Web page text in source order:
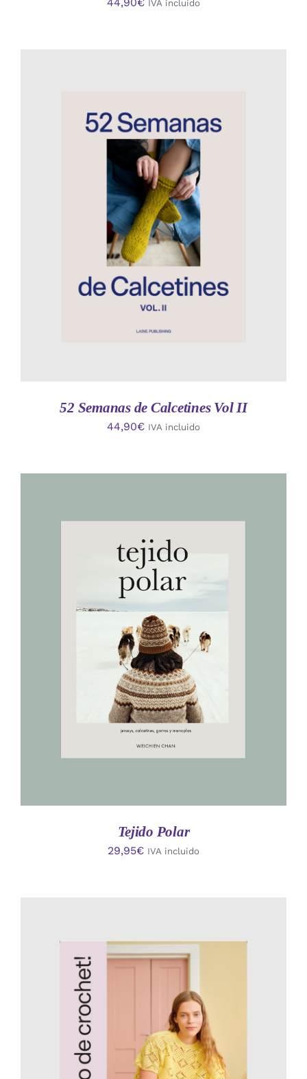
IVA incluido
AÑADIR AL CARRITO
52 Semanas de Calcetines Vol II
44,90€ IVA incluido
AÑADIR AL CARRITO
/
Tejido Polar
29,95€ IVA incluido
AÑADIR AL CARRITO
/
DETALLES